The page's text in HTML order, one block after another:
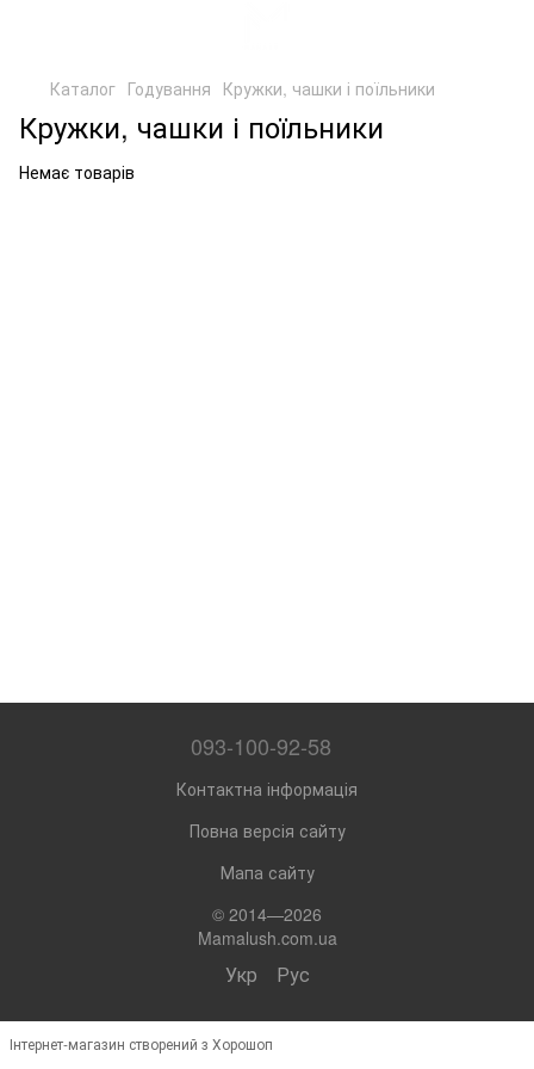
Каталог Годування Кружки, чашки і поїльники
Кружки, чашки і поїльники
Немає товарів
093-100-92-58
Контактна інформація
Повна версія сайту
Мапа сайту
© 2014—2026
Mamalush.com.ua
Укр Рус
Інтернет-магазин створений з Хорошоп